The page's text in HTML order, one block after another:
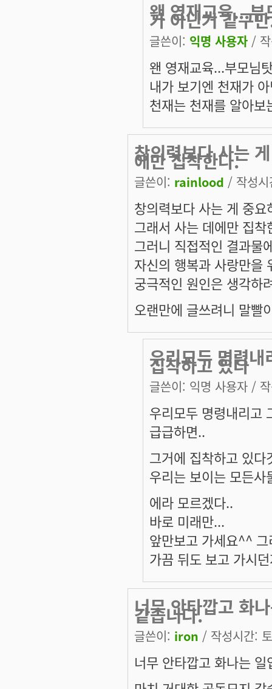
왠 영재교육...부
가 아닌거 같구
글쓴이: 익명 사용자 /
왠 영재교육...부모님
내가 보기엔 천재가
천재는 천재를 알아보
창의력보다 사는
에만 집착한다.
글쓴이: rainlood / 작성
창의력보다 사는 게 중
그래서 사는 데에만 집착
그러니 직접적인 결과물
자신의 행복과 사랑만을
궁극적인 원인은 생각하
오랜만에 글쓰려니 말빨
우리모두 명령
집착하고 있다
글쓴이: 익명 사용자 /
우리모두 명령내리고
급급하면..
그거에 집착하고 있다
우리는 보이는 모든
에라 모르겠다..
바로 미래만...
앞만보고 가세요^^
가끔 뒤도 보고 가시
너무 안타깝고 화
같습니다.
글쓴이: iron / 작성시간:
너무 안타깝고 화나는 일